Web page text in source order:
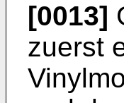
[0013]
zuerst